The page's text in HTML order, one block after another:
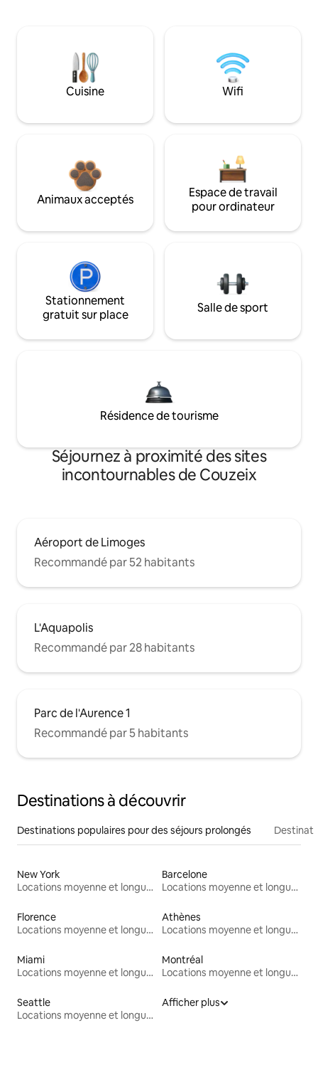
Cuisine Wifi
Animaux acceptés
Espace de travail
pour ordinateur
Stationnement
gratuit sur place
Salle de sport
Résidence de tourisme
Séjournez à proximité des sites
incontournables de Couzeix
Aéroport de Limoges
Recommandé par 52 habitants
L'Aquapolis
Recommandé par 28 habitants
Parc de l'Aurence 1
Recommandé par 5 habitants
Destinations à découvrir
Destinations populaires pour des séjours prolongés
New York
Locations moyenne et longue durée
Barcelone
Locations moyenne et longue durée
Florence
Locations moyenne et longue durée
Athènes
Locations moyenne et longue durée
Miami
Locations moyenne et longue durée
Montréal
Locations moyenne et longue durée
Seattle
Locations moyenne et longue durée
Afficher plus